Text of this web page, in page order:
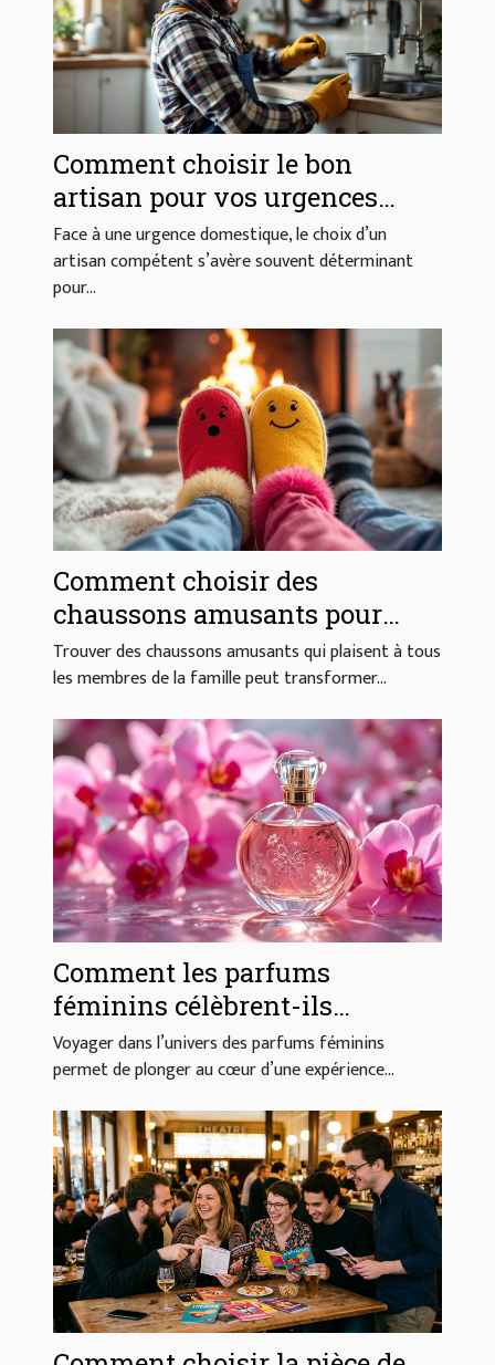
Comment choisir le bon
artisan pour vos urgences
domestiques ?
Face à une urgence domestique, le choix d’un
artisan compétent s’avère souvent déterminant
pour...
Comment choisir des
chaussons amusants pour
toute la famille ?
Trouver des chaussons amusants qui plaisent à tous
les membres de la famille peut transformer...
Comment les parfums
féminins célèbrent-ils
l'élégance et la sensualité ?
Voyager dans l’univers des parfums féminins
permet de plonger au cœur d’une expérience...